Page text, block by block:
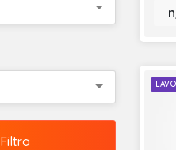
Filtra